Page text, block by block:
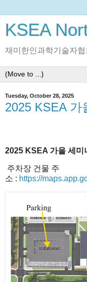
KSEA
재미한인과학기술자
Tuesday, October 28, 2025
2025 KSEA 가
2025 KSEA 가을 세미
주차장 건물 주
소 : https://